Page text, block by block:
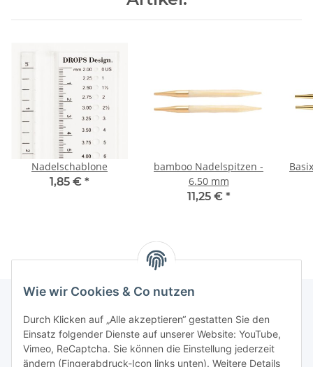
Wie wir Cookies & Co nutzen
Durch Klicken auf „Alle akzeptieren“ gestatten Sie den
Einsatz folgender Dienste auf unserer Website: YouTube,
Vimeo, ReCaptcha. Sie können die Einstellung jederzeit
ändern (Fingerabdruck-Icon links unten). Weitere Details
Nadelschablone
1,85 € *
bamboo Nadelspitzen -
6.50 mm
11,25 € *
Informationen